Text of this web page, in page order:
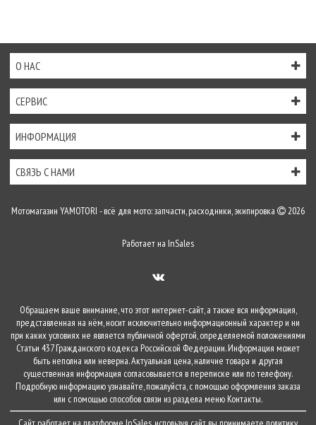
О НАС
СЕРВИС
ИНФОРМАЦИЯ
СВЯЗЬ С НАМИ
Мотомагазин YAMOTORI - всё для мото: запчасти, расходники, экипировка 2026
Работает на InSales
Обращаем ваше внимание, что этот интернет-сайт, а также вся информация,
представленная на нём, носит исключительно информационный характер и ни
при каких условиях не является публичной офертой, определяемой положениями
Статьи 437 Гражданского кодекса Российской Федерации. Информация может
быть неполна или неверна. Актуальная цена, наличие товара и другая
существенная информация согласовывается в переписке или по телефону.
Подробную информацию узнавайте, пожалуйста, с помощью оформления заказа
или с помощью способов связи из раздела меню Контакты.